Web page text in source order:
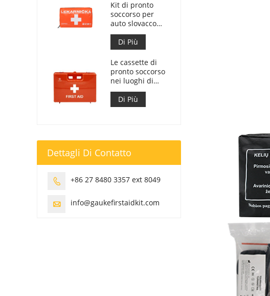
Kit di pronto
soccorso per
auto slovacco
Meet MZ SR
č.143/2009
Di Più
Le cassette di
pronto soccorso
nei luoghi di
lavoro sono
conformi al DM
388 del
Di Più
Dettagli Di Contatto
 +86 27 8480 3357 ext 8049
 info@gaukefirstaidkit.com